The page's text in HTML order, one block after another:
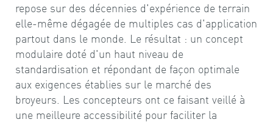
repose sur des décennies d'expérience de terrain
elle-même dégagée de multiples cas d'application
partout dans le monde. Le résultat : un concept
modulaire doté d'un haut niveau de
standardisation et répondant de façon optimale
aux exigences établies sur le marché des
broyeurs. Les concepteurs ont ce faisant veillé à
une meilleure accessibilité pour faciliter la